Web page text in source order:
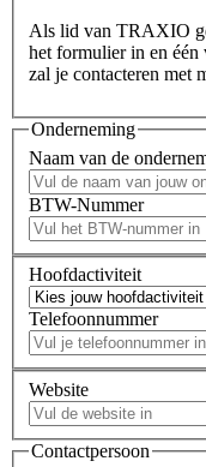
Als lid van TRAXIO
het formulier in en
zal je contacteren met
Onderneming
Naam van de
BTW-Nummer
Hoofdactiviteit
Telefoonnummer
Website
Contactpersoon